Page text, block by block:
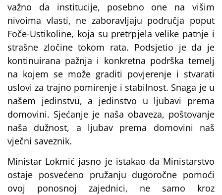
važno da institucije, posebno one na višim
nivoima vlasti, ne zaboravljaju područja poput
Foče-Ustikoline, koja su pretrpjela velike patnje i
strašne zločine tokom rata. Podsjetio je da je
kontinuirana pažnja i konkretna podrška temelj
na kojem se može graditi povjerenje i stvarati
uslovi za trajno pomirenje i stabilnost. Snaga je u
našem jedinstvu, a jedinstvo u ljubavi prema
domovini. Sjećanje je naša obaveza, poštovanje
naša dužnost, a ljubav prema domovini naš
vječni saveznik.
Ministar Lokmić jasno je istakao da Ministarstvo
ostaje posvećeno pružanju dugoročne pomoći
ovoj ponosnoj zajednici, ne samo kroz